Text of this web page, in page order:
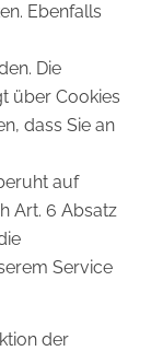
Ebenfalls
Die
über Cookies
dass Sie an
auf
Art. 6 Absatz
Service
der